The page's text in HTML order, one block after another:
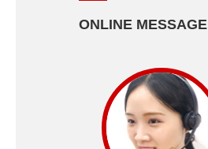
ONLINE MESSAGE